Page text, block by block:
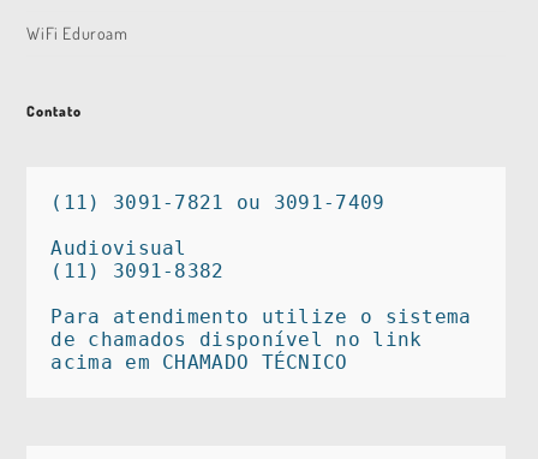
WiFi Eduroam
Contato
(11) 3091-7821 ou 3091-7409
Audiovisual
(11) 3091-8382
Para atendimento utilize o sistema
de chamados disponível no link
acima em CHAMADO TÉCNICO